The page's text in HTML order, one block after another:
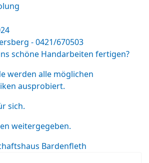
- 0421/670503
schöne Handarbeiten fertigen?
werden alle möglichen
ausprobiert.
sich.
weitergegeben.
Bardenfleth